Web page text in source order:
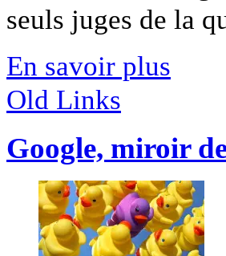
seuls juges de la
En savoir plus
Old Links
Google, miroir